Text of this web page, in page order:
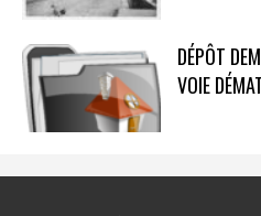
DÉPÔT
VOIE